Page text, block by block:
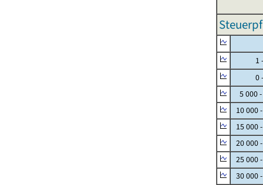
1 -
0 -
5 000
10 000
15 000
20 000
25 000
30 000